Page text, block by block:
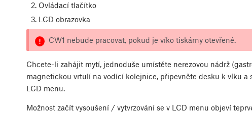
Ovládací tlačítko
LCD obrazovka
CW1 nebude pracovat, pokud je víko tiskárny otevřené.
Chcete-li zahájit mytí, jednoduše umístěte nerezovou nádrž
magnetickou vrtulí na vodící kolejnice, připevněte desku k víku a
LCD menu.
Možnost začít vysoušení / vytvrzování se v LCD menu objeví